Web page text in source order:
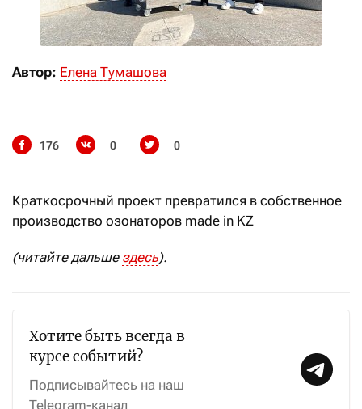
Автор: Елена Тумашова
176 0 0
Краткосрочный проект превратился в собственное
производство озонаторов made in KZ
(читайте дальше здесь).
Хотите быть всегда в
курсе событий?
Подписывайтесь на наш
Telegram-канал